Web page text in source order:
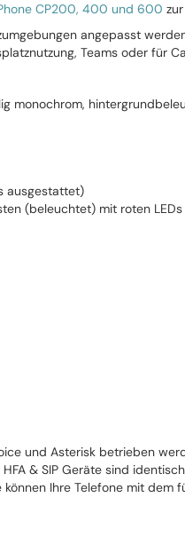
CP200, 400 und 600
angepasst
Teams oder für
monochrom,
ausgestattet)
(beleuchtet) mit roten
und Asterisk betrieben
& SIP Geräte sind
Ihre Telefone mit dem